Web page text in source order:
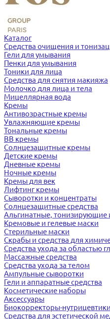
Каталог
Средства очищения и
Гели для умывания
Пенки для умывания
Тоники для лица
Средства для снятия макияжа
Молочко для лица и тела
Мицеллярная вода
Кремы
Антивозрастные кремы
Увлажняющие кремы
Тональные кремы
BB кремы
Солнцезащитные кремы
Детские кремы
Дневные кремы
Ночные кремы
Кремы для век
Лифтинг кремы
Сыворотки и концентраты
Солнцезащитные средства
Альгинатные, тонизирующие
Кремовые и гелевые маски
Стерильные маски
Скрабы и средства для
Средства ухода за областью
Массажные средства
Средства ухода за телом
Ампульные сыворотки
Гели и аппаратные средства
Косметические наборы
Аксессуары
Биокорректоры-нутрицевтики
Средства для эстетической